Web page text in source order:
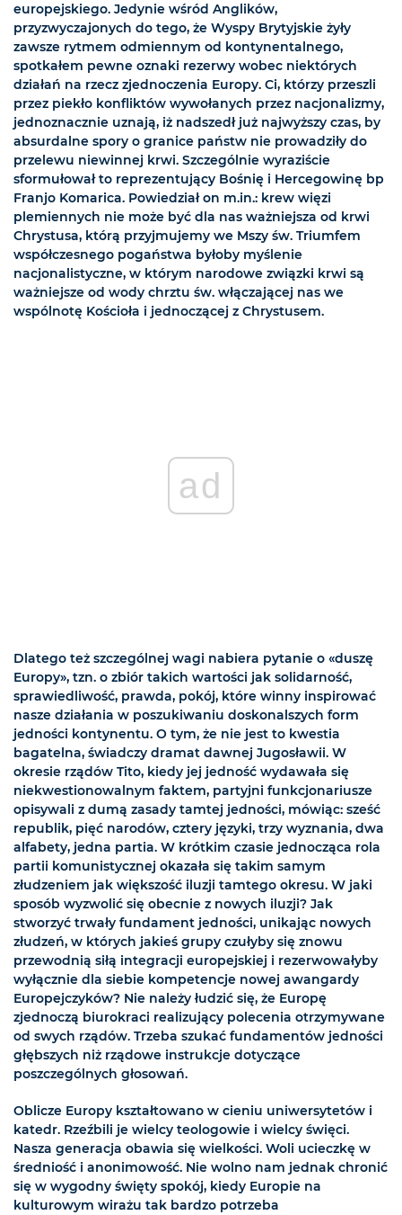
europejskiego. Jedynie wśród Anglików,
przyzwyczajonych do tego, że Wyspy Brytyjskie żyły
zawsze rytmem odmiennym od kontynentalnego,
spotkałem pewne oznaki rezerwy wobec niektórych
działań na rzecz zjednoczenia Europy. Ci, którzy przeszli
przez piekło konfliktów wywołanych przez nacjonalizmy,
jednoznacznie uznają, iż nadszedł już najwyższy czas, by
absurdalne spory o granice państw nie prowadziły do
przelewu niewinnej krwi. Szczególnie wyraziście
sformułował to reprezentujący Bośnię i Hercegowinę bp
Franjo Komarica. Powiedział on m.in.: krew więzi
plemiennych nie może być dla nas ważniejsza od krwi
Chrystusa, którą przyjmujemy we Mszy św. Triumfem
współczesnego pogaństwa byłoby myślenie
nacjonalistyczne, w którym narodowe związki krwi są
ważniejsze od wody chrztu św. włączającej nas we
wspólnotę Kościoła i jednoczącej z Chrystusem.
ad
Dlatego też szczególnej wagi nabiera pytanie o «duszę
Europy», tzn. o zbiór takich wartości jak solidarność,
sprawiedliwość, prawda, pokój, które winny inspirować
nasze działania w poszukiwaniu doskonalszych form
jedności kontynentu. O tym, że nie jest to kwestia
bagatelna, świadczy dramat dawnej Jugosławii. W
okresie rządów Tito, kiedy jej jedność wydawała się
niekwestionowalnym faktem, partyjni funkcjonariusze
opisywali z dumą zasady tamtej jedności, mówiąc: sześć
republik, pięć narodów, cztery języki, trzy wyznania, dwa
alfabety, jedna partia. W krótkim czasie jednocząca rola
partii komunistycznej okazała się takim samym
złudzeniem jak większość iluzji tamtego okresu. W jaki
sposób wyzwolić się obecnie z nowych iluzji? Jak
stworzyć trwały fundament jedności, unikając nowych
złudzeń, w których jakieś grupy czułyby się znowu
przewodnią siłą integracji europejskiej i rezerwowałyby
wyłącznie dla siebie kompetencje nowej awangardy
Europejczyków? Nie należy łudzić się, że Europę
zjednoczą biurokraci realizujący polecenia otrzymywane
od swych rządów. Trzeba szukać fundamentów jedności
głębszych niż rządowe instrukcje dotyczące
poszczególnych głosowań.
Oblicze Europy kształtowano w cieniu uniwersytetów i
katedr. Rzeźbili je wielcy teologowie i wielcy święci.
Nasza generacja obawia się wielkości. Woli ucieczkę w
średniość i anonimowość. Nie wolno nam jednak chronić
się w wygodny święty spokój, kiedy Europie na
kulturowym wirażu tak bardzo potrzeba